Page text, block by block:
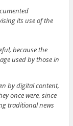
its use of the
because the
used by those in
by digital content,
once were, since
traditional news